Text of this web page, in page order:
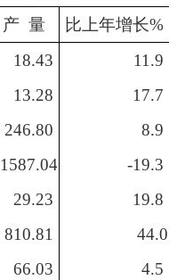
产 量
比上年增长%
18.43
11.9
13.28
17.7
246.80
8.9
1587.04
-19.3
29.23
19.8
810.81
44.0
66.03
4.5